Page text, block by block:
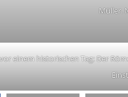
Müller.
einem historischen Tag: Der